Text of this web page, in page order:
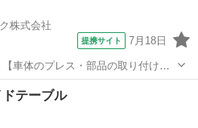
株式会社
提携サイト 7月18日
車体のプレス・部品の取り付け・
取り付
の取り付け・塗装・検査など、各
の他
テーブル